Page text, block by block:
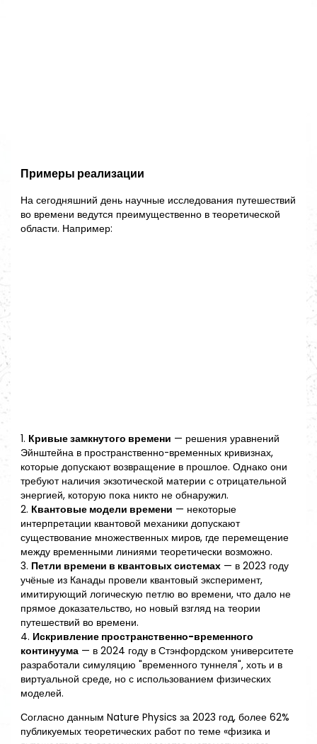
Примеры реализации
На сегодняшний день научные исследования путешествий
во времени ведутся преимущественно в теоретической
области. Например:
1. Кривые замкнутого времени — решения уравнений
Эйнштейна в пространственно-временных кривизнах,
которые допускают возвращение в прошлое. Однако они
требуют наличия экзотической материи с отрицательной
энергией, которую пока никто не обнаружил.
2. Квантовые модели времени — некоторые
интерпретации квантовой механики допускают
существование множественных миров, где перемещение
между временными линиями теоретически возможно.
3. Петли времени в квантовых системах — в 2023 году
учёные из Канады провели квантовый эксперимент,
имитирующий логическую петлю во времени, что дало не
прямое доказательство, но новый взгляд на теории
путешествий во времени.
4. Искривление пространственно-временного
континуума — в 2024 году в Стэнфордском университете
разработали симуляцию "временного туннеля", хоть и в
виртуальной среде, но с использованием физических
моделей.
Согласно данным Nature Physics за 2023 год, более 62%
публикуемых теоретических работ по теме «физика и